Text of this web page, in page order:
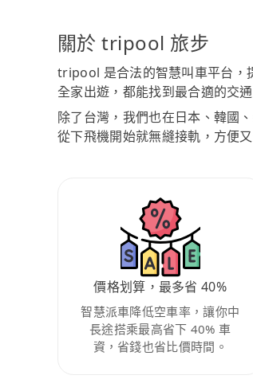
關於 tripool 旅步
tripool 是合法的智慧叫車平台，
全家出遊，都能找到最合適的交通
除了台灣，我們也在日本、韓國
從下飛機開始就無縫接軌，方便又
價格划算，最多省 40%
智慧派車降低空車率，讓你中
長途搭乘最高省下 40% 車
資，省錢也省比價時間。